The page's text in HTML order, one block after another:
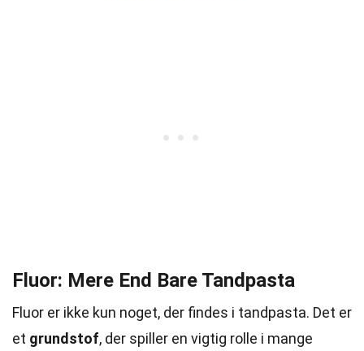
Fluor: Mere End Bare Tandpasta
Fluor er ikke kun noget, der findes i tandpasta. Det er
et grundstof, der spiller en vigtig rolle i mange